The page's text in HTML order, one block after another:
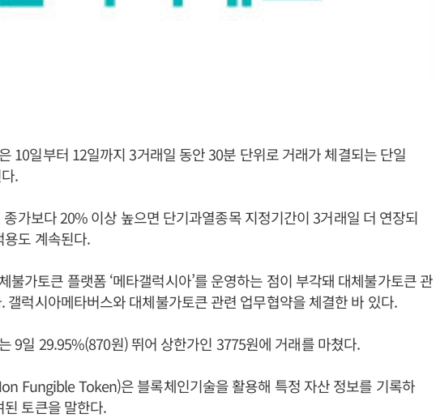
10일부터 12일까지 3거래일 동안 30분 단위로 거래가 체결되는 단일
.
가보다 20% 이상 높으면 단기과열종목 지정기간이 3거래일 더 연장되
도 계속된다.
불가토큰 플랫폼 ‘메타갤럭시아’를 운영하는 점이 부각돼 대체불가토큰 관
갤럭시아메타버스와 대체불가토큰 관련 업무협약을 체결한 바 있다.
9일 29.95%(870원) 뛰어 상한가인 3775원에 거래를 마쳤다.
Fungible Token)은 블록체인기술을 활용해 특정 자산 정보를 기록하
토큰을 말한다.